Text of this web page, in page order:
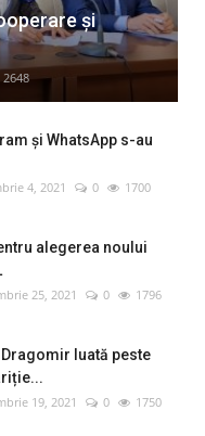
și
2648
și WhatsApp s-au
4, 2021 0 1700
alegerea noului
25, 2021 0 1796
Dragomir luată peste
19, 2021 0 1750